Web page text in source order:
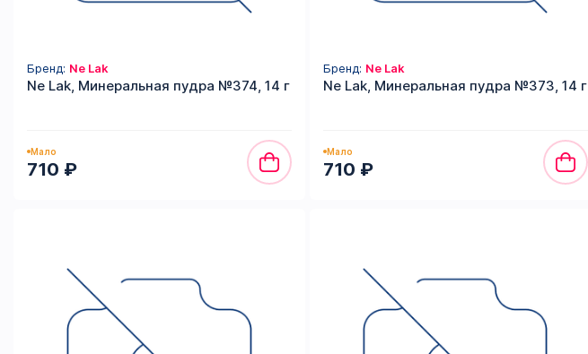
Бренд: Ne Lak
Ne Lak, Минеральная пудра №374, 14 г
Мало
710 ₽
Бренд: Ne Lak
Ne Lak, Минеральная пудра №373, 14 г
Мало
710 ₽